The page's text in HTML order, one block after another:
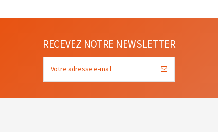
RECEVEZ NOTRE NEWSLETTER